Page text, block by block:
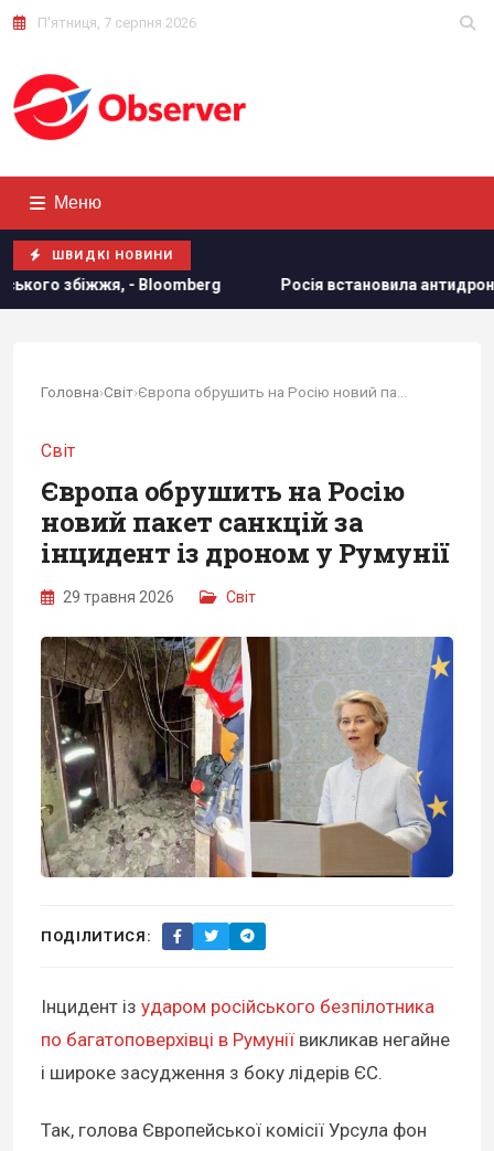
П'ятниця, 7 серпня 2026
Меню
ШВИДКІ НОВИНИ
Bloomberg Росія встановила антидронові сітки на
Головна›Світ›
Світ
Європа обрушить на Росію
новий пакет санкцій за
інцидент із дроном у Румунії
29 травня 2026 Світ
ПОДІЛИТИСЯ:
Інцидент із ударом російського безпілотника
по багатоповерхівці в Румунії викликав негайне
і широке засудження з боку лідерів ЄС.
Так, голова Європейської комісії Урсула фон